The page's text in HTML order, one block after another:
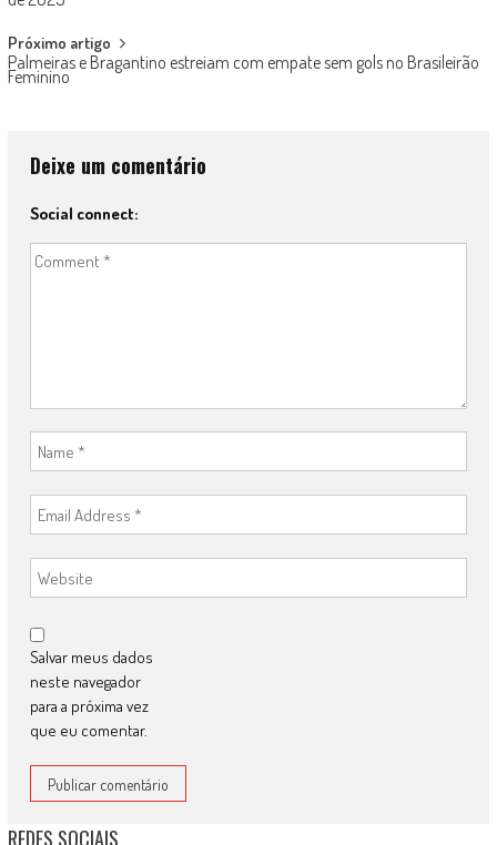
Próximo artigo
Palmeiras e Bragantino estreiam com empate sem gols no Brasileirão
Feminino
Deixe um comentário
Social connect:
Salvar meus dados
neste navegador
para a próxima vez
que eu comentar.
REDES SOCIAIS